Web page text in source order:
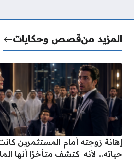
المزيد منقصص وحكايات
إهانة زوجته أمام المستثمرين
حياته… لأنه اكتشف متأخرًا أنها